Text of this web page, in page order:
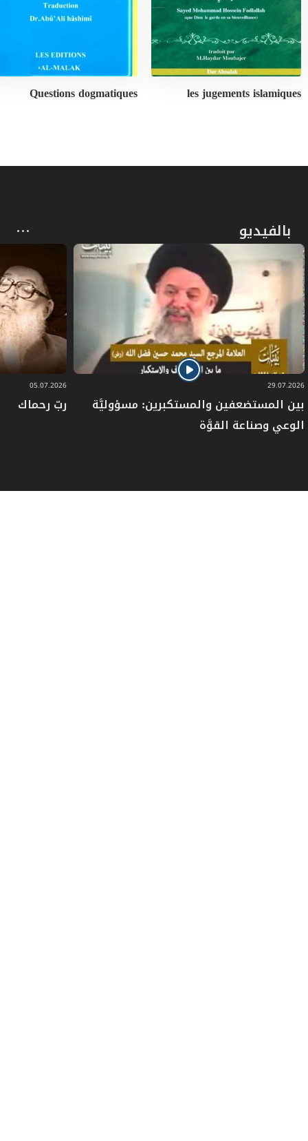
les jugements islamiques
Questions dogmatiques
بالفيديو
29.07.2026
بين المستضعفين والمستكبرين: مسؤوليَّة
الوعي وصناعة القوَّة
05.07.2026
ربّ رحماك